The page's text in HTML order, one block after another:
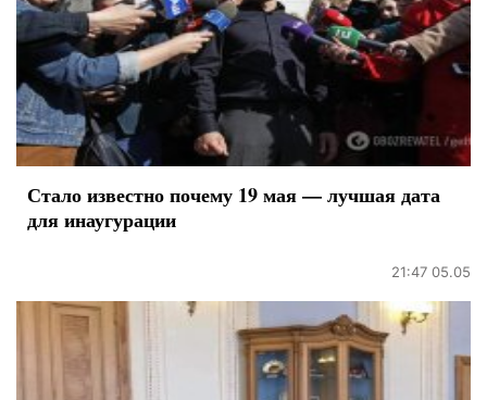
Стало известно почему 19 мая — лучшая дата
для инаугурации
21:47 05.05